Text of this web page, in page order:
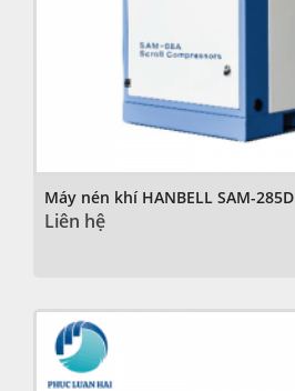
Máy nén khí HANBELL SAM-285D
Liên hệ